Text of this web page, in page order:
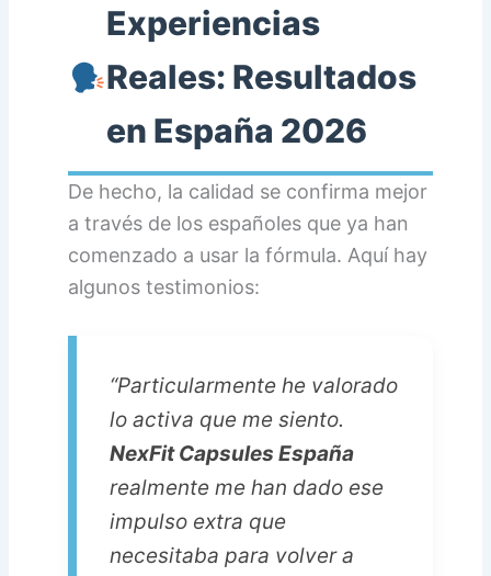
Experiencias
Reales: Resultados
en España 2026
De hecho, la calidad se confirma mejor
a través de los españoles que ya han
comenzado a usar la fórmula. Aquí hay
algunos testimonios:
“Particularmente he valorado
lo activa que me siento.
NexFit Capsules España
realmente me han dado ese
impulso extra que
necesitaba para volver a